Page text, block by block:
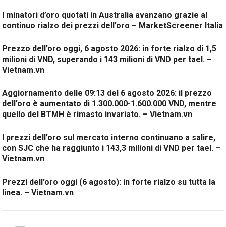
I minatori d’oro quotati in Australia avanzano grazie al
continuo rialzo dei prezzi dell’oro – MarketScreener Italia
Prezzo dell’oro oggi, 6 agosto 2026: in forte rialzo di 1,5
milioni di VND, superando i 143 milioni di VND per tael. –
Vietnam.vn
Aggiornamento delle 09:13 del 6 agosto 2026: il prezzo
dell’oro è aumentato di 1.300.000-1.600.000 VND, mentre
quello del BTMH è rimasto invariato. – Vietnam.vn
I prezzi dell’oro sul mercato interno continuano a salire,
con SJC che ha raggiunto i 143,3 milioni di VND per tael. –
Vietnam.vn
Prezzi dell’oro oggi (6 agosto): in forte rialzo su tutta la
linea. – Vietnam.vn